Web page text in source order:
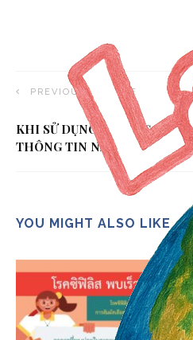
PREVIOUS ARTICLE
KHI SỬ DỤNG AI ĐỪNG BAO
THÔNG TIN NÀY
YOU MIGHT ALSO LIKE